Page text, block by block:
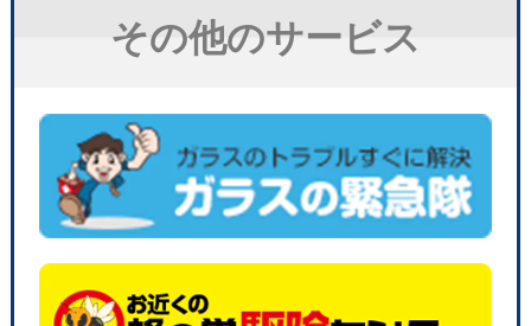
その他のサービス